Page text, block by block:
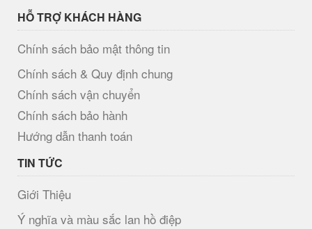
HỖ TRỢ KHÁCH HÀNG
Chính sách bảo mật thông tin
Chính sách & Quy định chung
Chính sách vận chuyển
Chính sách bảo hành
Hướng dẫn thanh toán
TIN TỨC
Giới Thiệu
Ý nghĩa và màu sắc lan hồ điệp